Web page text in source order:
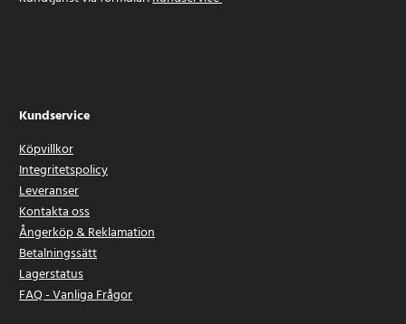
Kundservice
Köpvillkor
Integritetspolicy
Leveranser
Kontakta oss
Ångerköp & Reklamation
Betalningssätt
Lagerstatus
FAQ - Vanliga Frågor